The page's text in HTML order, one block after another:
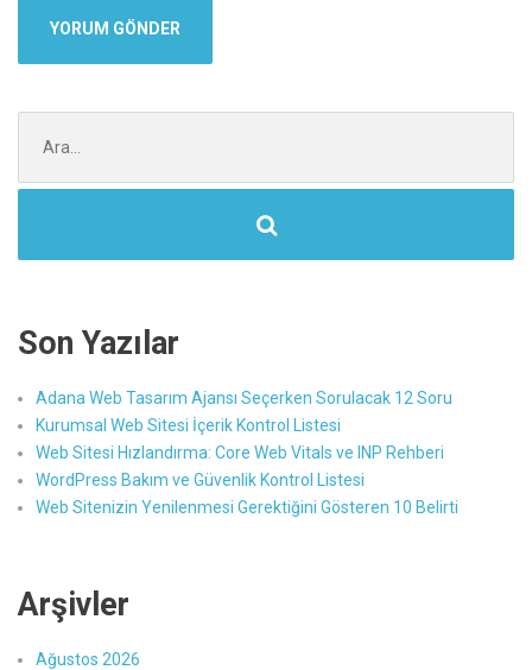
ara:
Son Yazılar
Adana Web Tasarım Ajansı Seçerken Sorulacak 12 Soru
Kurumsal Web Sitesi İçerik Kontrol Listesi
Web Sitesi Hızlandırma: Core Web Vitals ve INP Rehberi
WordPress Bakım ve Güvenlik Kontrol Listesi
Web Sitenizin Yenilenmesi Gerektiğini Gösteren 10 Belirti
Arşivler
Ağustos 2026